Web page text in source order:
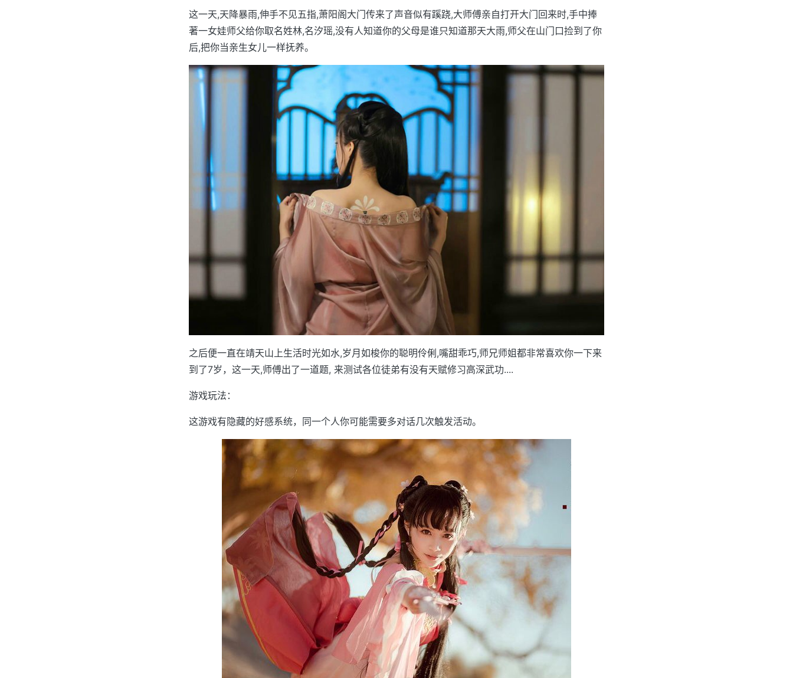
这一天,天降暴雨,伸手不见五指,萧阳阁大门传来了声音似有蹊跷,大师傅亲自打开大门回来时,手中捧
著一女娃师父给你取名姓林,名汐瑶,没有人知道你的父母是谁只知道那天大雨,师父在山门口捡到了你
后,把你当亲生女儿一样抚养。
之后便一直在靖天山上生活时光如水,岁月如梭你的聪明伶俐,嘴甜乖巧,师兄师姐都非常喜欢你一下来
到了7岁，这一天,师傅出了一道题, 来测试各位徒弟有没有天赋修习高深武功....
游戏玩法：
这游戏有隐藏的好感系统，同一个人你可能需要多对话几次触发活动。